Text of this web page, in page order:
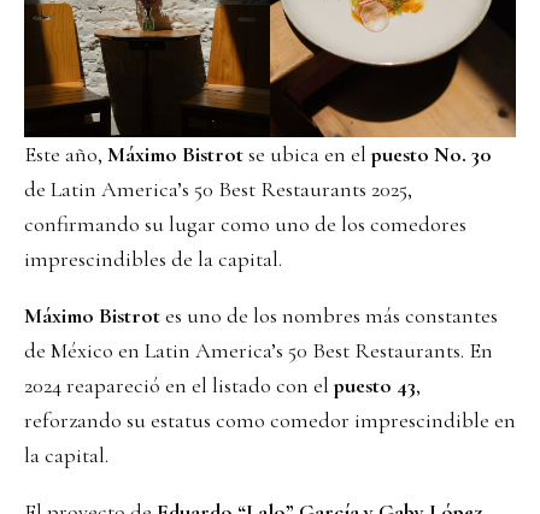
Este año, Máximo Bistrotse ubica en elpuesto No. 30
de Latin America’s 50 Best Restaurants 2025,
confirmando su lugar como uno de los comedores
imprescindibles de la capital.
Máximo Bistrotes uno de los nombres más constantes
de México en Latin America’s 50 Best Restaurants. En
2024 reapareció en el listado con elpuesto 43,
reforzando su estatus como comedor imprescindible en
la capital.